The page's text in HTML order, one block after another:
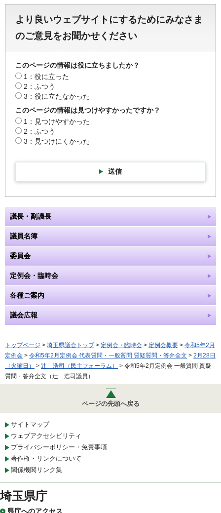
より良いウェブサイトにするためにみなさま
のご意見をお聞かせください
このページの情報は役に立ちましたか？
1：役に立った
2：ふつう
3：役に立たなかった
このページの情報は見つけやすかったですか？
1：見つけやすかった
2：ふつう
3：見つけにくかった
送信
議長・副議長
議員名簿
委員会
定例会・臨時会
各種ご案内
議会広報
トップページ > 埼玉県議会トップ> 定例会・臨時会 > 定例会概要 > 令和5年2月
定例会 > 令和5年2月定例会 代表質問・一般質問 質疑質問・答弁全文 > 2月28日
（火曜日）
> 辻 浩司（民主フォーラム）
> 令和5年2月定例会 一般質問 質疑
質問・答弁全文（辻 浩司議員）
ページの先頭へ戻る
サイトマップ
ウェブアクセシビリティ
プライバシーポリシー・免責事項
著作権・リンクについて
関係機関リンク集
埼玉県庁
県庁へのアクセス